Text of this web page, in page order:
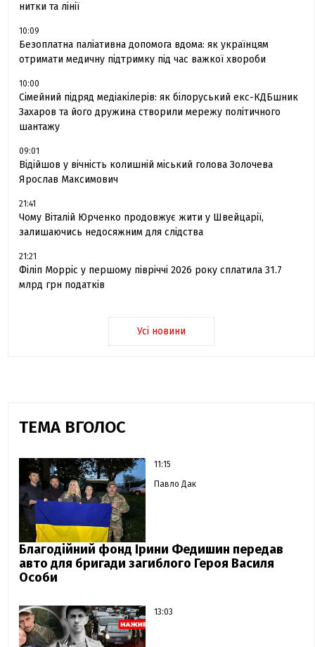
нитки та лінії
10:09
Безоплатна паліативна допомога вдома: як українцям
отримати медичну підтримку під час важкої хвороби
10:00
Сімейний підряд медіакілерів: як білоруський екс-КДБшник
Захаров та його дружина створили мережу політичного
шантажу
09:01
Відійшов у вічність колишній міський голова Золочева
Ярослав Максимович
21:41
Чому Віталій Юрченко продовжує жити у Швейцарії,
залишаючись недосяжним для слідства
21:21
Філіп Морріс у першому півріччі 2026 року сплатила 31.7
млрд грн податків
Усі новини
ТЕМА ВГОЛОС
11:15
Павло Дак
Благодійний фонд Ірини Федишин передав
авто для бригади загиблого Героя Василя
Особи
13:03